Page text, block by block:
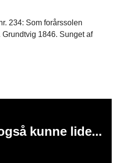
234: Som forårssolen
Grundtvig 1846. Sunget af
kunne lide...